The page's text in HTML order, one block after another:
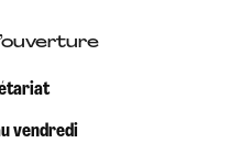
vendredi